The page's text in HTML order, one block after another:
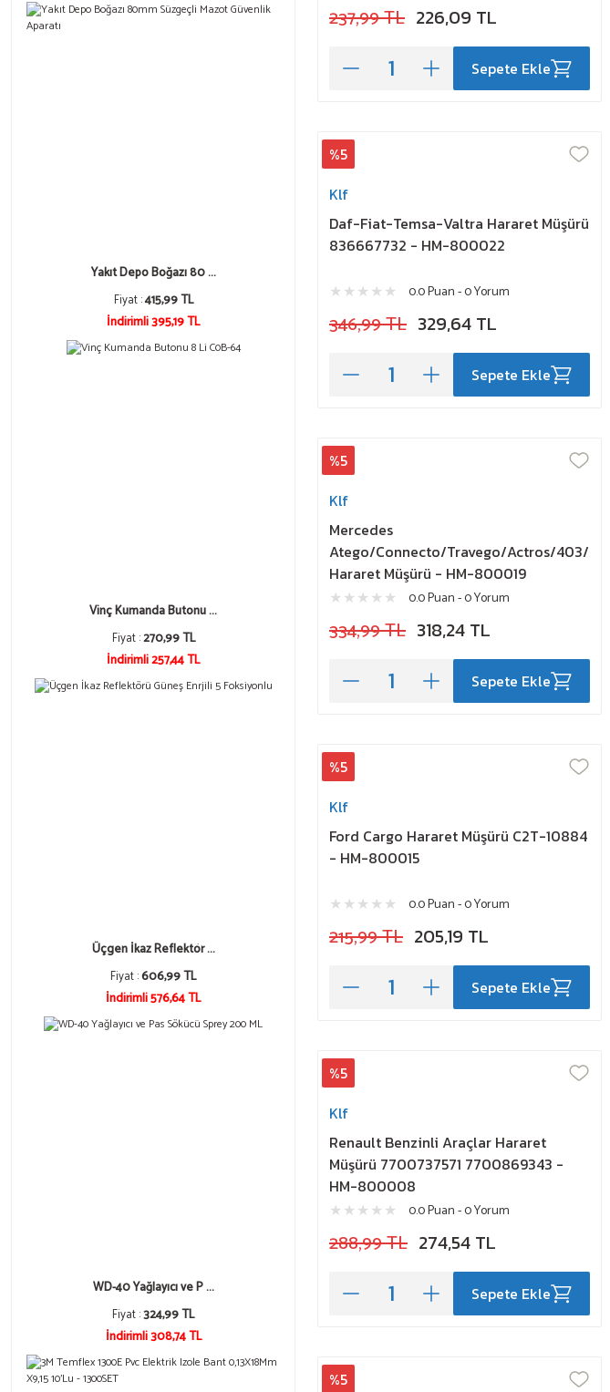
Yakıt Depo Boğazı 80 ...
Fiyat :415,99 TL
İndirimli 395,19 TL
Vinç Kumanda Butonu ...
Fiyat :270,99 TL
İndirimli 257,44 TL
Üçgen İkaz Reflektör ...
Fiyat :606,99 TL
İndirimli 576,64 TL
WD-40 Yağlayıcı ve P ...
Fiyat :324,99 TL
İndirimli 308,74 TL
237,99 TL 226,09 TL
Sepete Ekle
%5
Klf
Daf-Fiat-Temsa-Valtra Hararet Müşürü
836667732 - HM-800022
0.0 Puan - 0 Yorum
346,99 TL 329,64 TL
Sepete Ekle
%5
Klf
Mercedes
Atego/Connecto/Travego/Actros/403/Axor
Hararet Müşürü - HM-800019
0.0 Puan - 0 Yorum
334,99 TL 318,24 TL
Sepete Ekle
%5
Klf
Ford Cargo Hararet Müşürü C2T-10884
- HM-800015
0.0 Puan - 0 Yorum
215,99 TL 205,19 TL
Sepete Ekle
%5
Klf
Renault Benzinli Araçlar Hararet
Müşürü 7700737571 7700869343 -
HM-800008
0.0 Puan - 0 Yorum
288,99 TL 274,54 TL
Sepete Ekle
%5